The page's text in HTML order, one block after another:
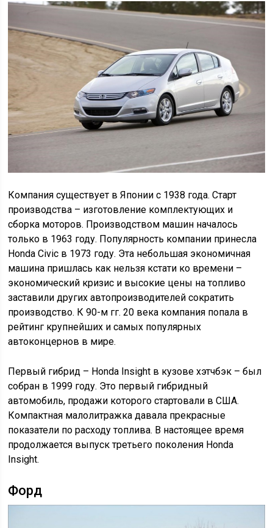
Компания существует в Японии с 1938 года. Старт
производства – изготовление комплектующих и
сборка моторов. Производством машин началось
только в 1963 году. Популярность компании принесла
Honda Civic в 1973 году. Эта небольшая экономичная
машина пришлась как нельзя кстати ко времени –
экономический кризис и высокие цены на топливо
заставили других автопроизводителей сократить
производство. К 90-м гг. 20 века компания попала в
рейтинг крупнейших и самых популярных
автоконцернов в мире.
Первый гибрид – Honda Insight в кузове хэтчбэк – был
собран в 1999 году. Это первый гибридный
автомобиль, продажи которого стартовали в США.
Компактная малолитражка давала прекрасные
показатели по расходу топлива. В настоящее время
продолжается выпуск третьего поколения Honda
Insight.
Форд